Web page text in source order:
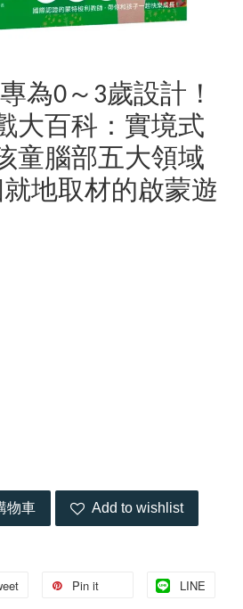
專為0～3歲設計！
大百科：實境式
童腦部五大領域
地取材的啟蒙遊
物車 Add to wishlist
Pin it LINE